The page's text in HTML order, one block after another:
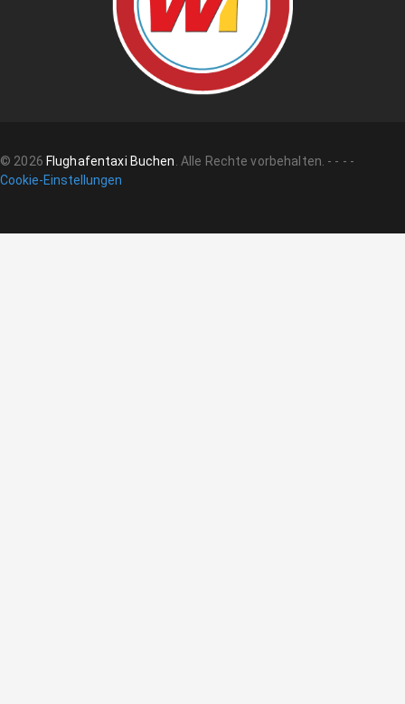
© 2026 Flughafentaxi Buchen. Alle Rechte vorbehalten. - - - -
Cookie-Einstellungen